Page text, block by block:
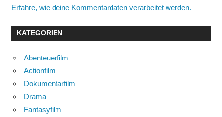
Erfahre, wie deine Kommentardaten verarbeitet werden.
KATEGORIEN
Abenteuerfilm
Actionfilm
Dokumentarfilm
Drama
Fantasyfilm